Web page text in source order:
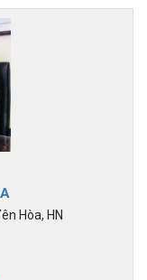
Hòa, HN